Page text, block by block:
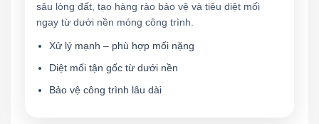
sâu lòng đất, tạo hàng rào bảo vệ và tiêu diệt mối
ngay từ dưới nền móng công trình.
Xử lý mạnh – phù hợp mối nặng
Diệt mối tận gốc từ dưới nền
Bảo vệ công trình lâu dài